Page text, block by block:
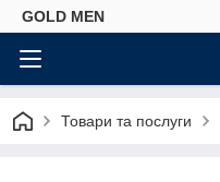
GOLD MEN
Товари та послуги